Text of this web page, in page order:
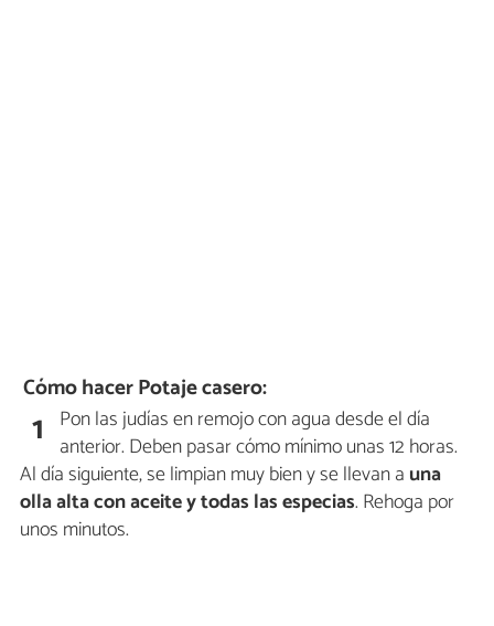
Cómo hacer Potaje casero:
1 Pon las judías en remojo con agua desde el día
anterior. Deben pasar cómo mínimo unas 12 horas.
Al día siguiente, se limpian muy bien y se llevan a una
olla alta con aceite y todas las especias. Rehoga por
unos minutos.